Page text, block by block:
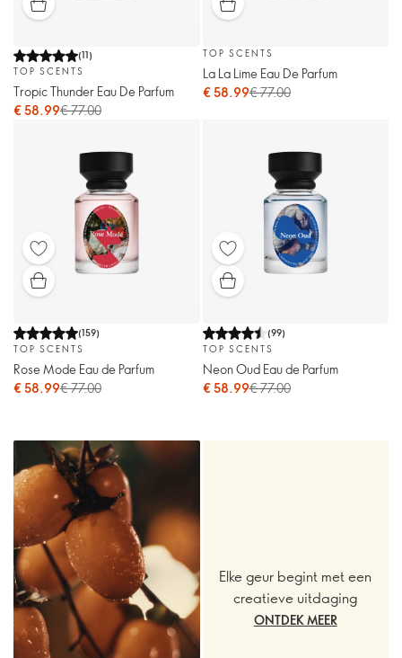
(11)
TOP SCENTS
Tropic Thunder Eau De Parfum
€ 58.99€ 77.00
TOP SCENTS
La La Lime Eau De Parfum
€ 58.99€ 77.00
(159)
TOP SCENTS
Rose Mode Eau de Parfum
€ 58.99€ 77.00
(99)
TOP SCENTS
Neon Oud Eau de Parfum
€ 58.99€ 77.00
Elke geur begint met een
creatieve uitdaging
ONTDEK MEER